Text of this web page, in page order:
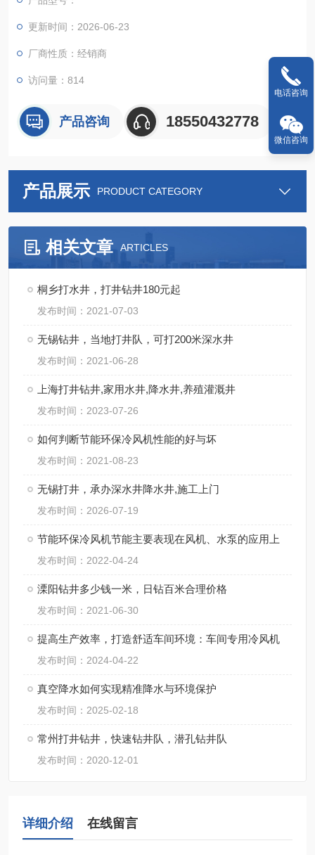
下数十米管道等
更新时间：2026-06-23
厂商性质：经销商
访问量：814
产品咨询 18550432778
产品展示 PRODUCT CATEGORY
相关文章 ARTICLES
桐乡打水井，打井钻井180元起
发布时间：2021-07-03
无锡钻井，当地打井队，可打200米深水井
发布时间：2021-06-28
上海打井钻井,家用水井,降水井,养殖灌溉井
发布时间：2023-07-26
如何判断节能环保冷风机性能的好与坏
发布时间：2021-08-23
无锡打井，承办深水井降水井,施工上门
发布时间：2026-07-19
节能环保冷风机节能主要表现在风机、水泵的应用上
发布时间：2022-04-24
溧阳钻井多少钱一米，日钻百米合理价格
发布时间：2021-06-30
提高生产效率，打造舒适车间环境：车间专用冷风机
发布时间：2024-04-22
真空降水如何实现精准降水与环境保护
发布时间：2025-02-18
常州打井钻井，快速钻井队，潜孔钻井队
发布时间：2020-12-01
详细介绍 在线留言
电话咨询
微信咨询